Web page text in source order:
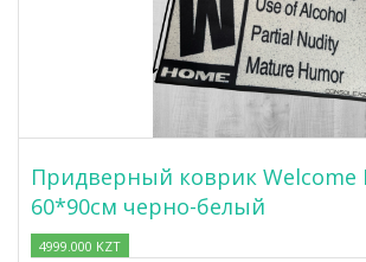
Придверный коврик Welcome
60*90см черно-белый
4999.000 KZT